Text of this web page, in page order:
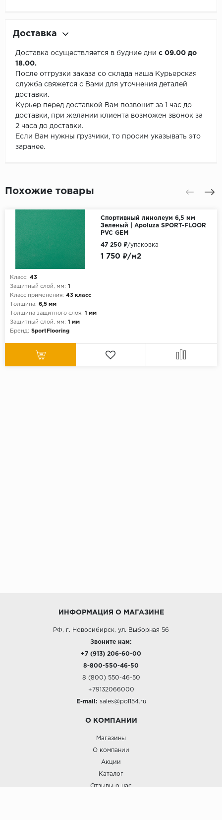
Доставка
Доставка осуществляется в будние дни с 09.00 до
18.00.
После отгрузки заказа со склада наша Курьерская
служба свяжется с Вами для уточнения деталей
доставки.
Курьер перед доставкой Вам позвонит за 1 час до
доставки, при желании клиента возможен звонок за
2 часа до доставки.
Если Вам нужны грузчики, то просим указывать это
заранее.
Похожие товары
Спортивный линолеум 6,5 мм
Зеленый | Apoluza SPORT-FLOOR
PVC GEM
Класс: 43
Защитный слой, мм: 1
Класс применения: 43 класс
Толщина: 6,5 мм
Толщина защитного слоя: 1 мм
Защитный слой, мм: 1 мм
Бренд: SportFlooring
1 750 ₽/м2
47 250 ₽/упаковка
ИНФОРМАЦИЯ О МАГАЗИНЕ
РФ, г. Новосибирск, ул. Выборная 56
Звоните нам:
+7 (913) 206-60-00
8-800-550-46-50
8 (800) 550-46-50
+79132066000
E-mail: sales@pol154.ru
О КОМПАНИИ
Магазины
О компании
Акции
Каталог
Отзывы о нас